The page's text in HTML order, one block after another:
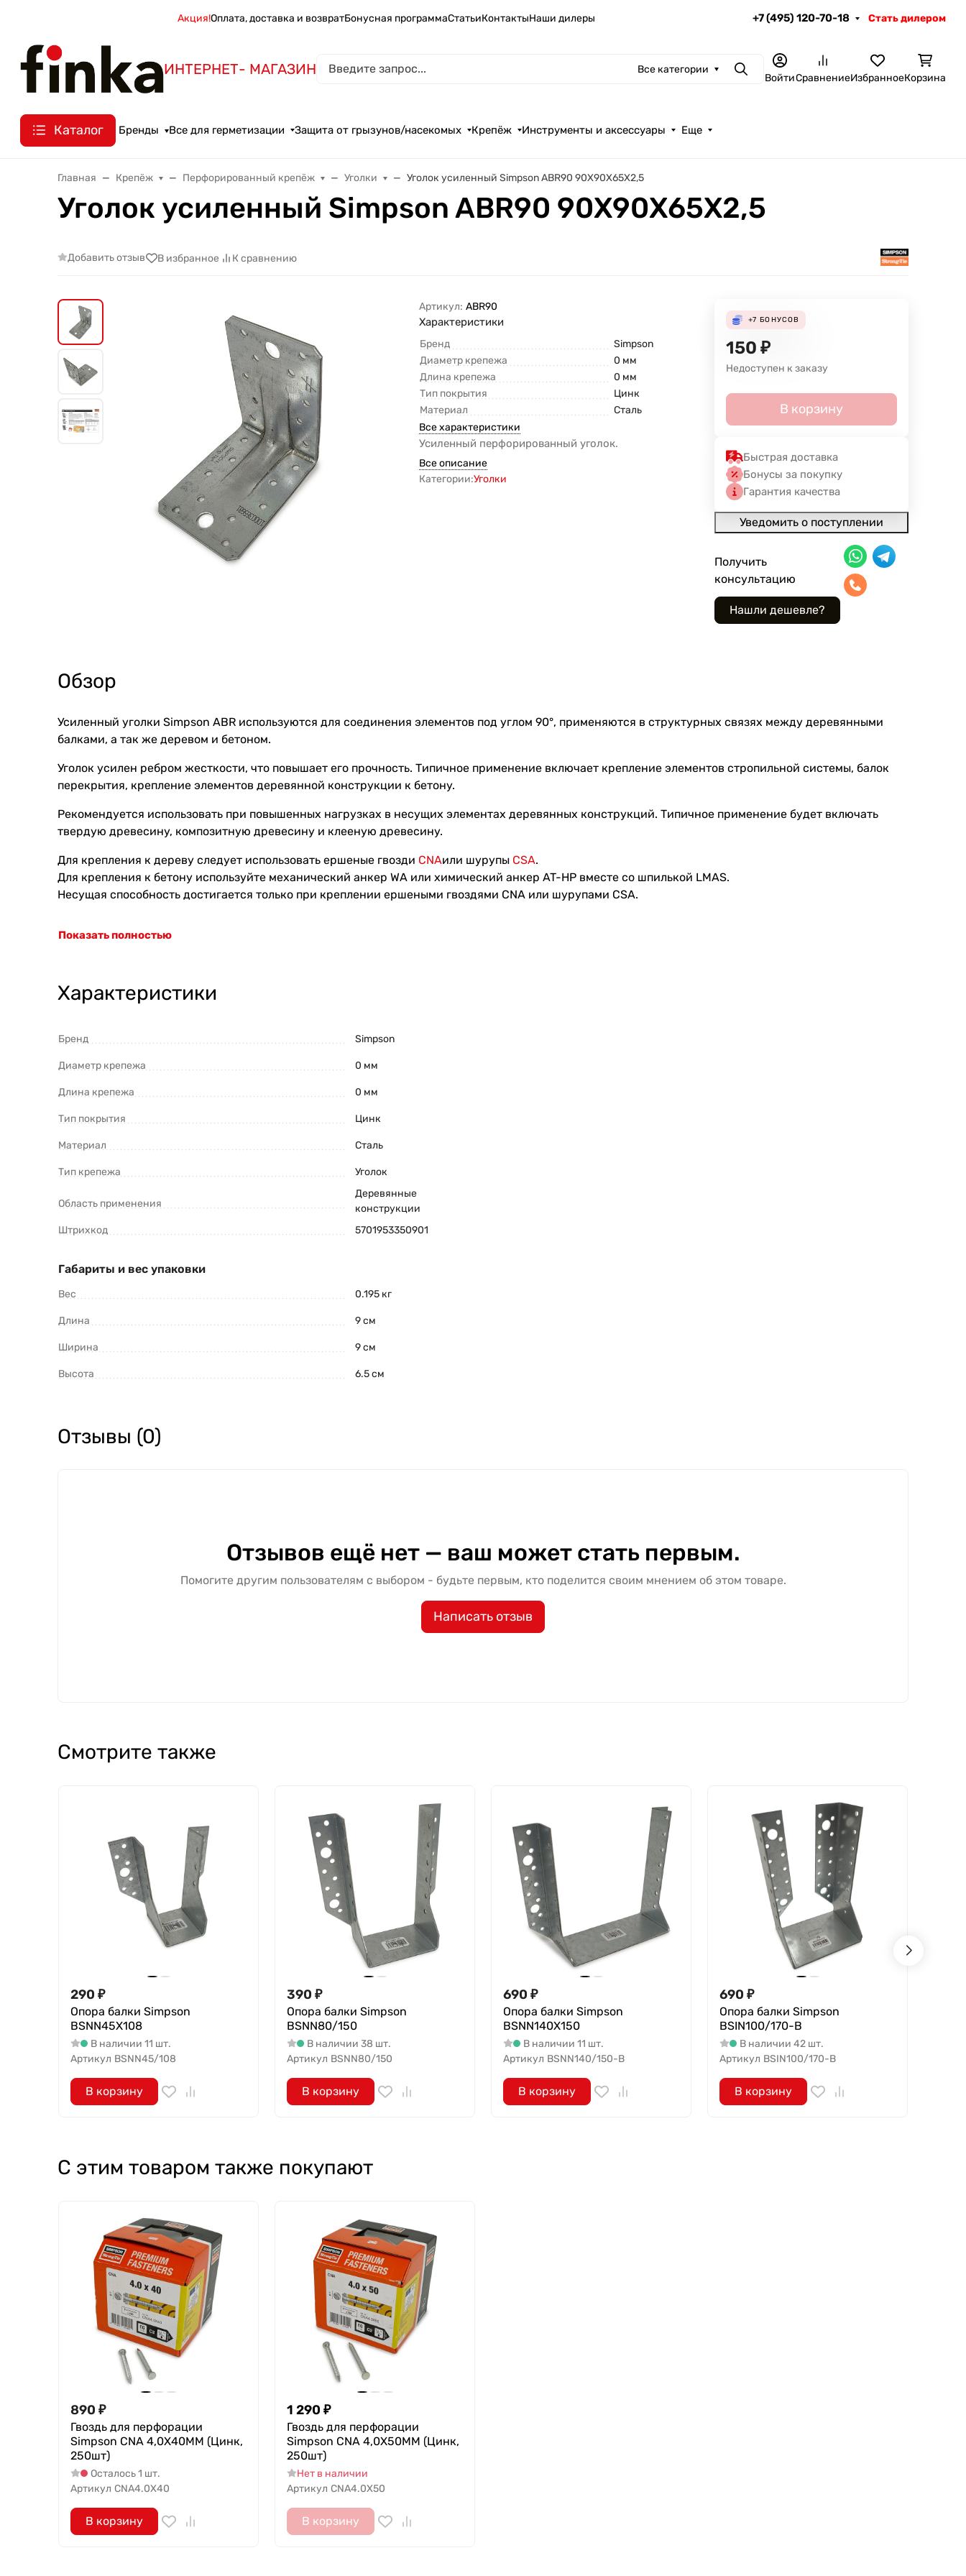
Акция!Оплата, доставка и возвратБонусная программаСтатьиКонтактыНаши дилеры +7 (495) 120-70-18 Стать дилером
ИНТЕРНЕТ- МАГАЗИН Все категории ПоискВойтиСравнениеИзбранноеКорзина
Каталог Бренды Все для герметизации Защита от грызунов/насекомых Крепёж Инструменты и аксессуары Еще
Главная Крепёж Перфорированный крепёж Уголки Уголок усиленный Simpson ABR90 90X90X65X2,5
Уголок усиленный Simpson ABR90 90X90X65X2,5
Добавить отзыв В избранное К сравнению
Артикул: ABR90
Характеристики
Бренд
Simpson
Диаметр крепежа
0 мм
Длина крепежа
0 мм
Тип покрытия
Цинк
Материал
Сталь
Все характеристики
Усиленный перфорированный уголок.
Все описание
Категории:Уголки
+7 БОНУСОВ
150 ₽
Недоступен к заказу
В корзину
Быстрая доставка
Бонусы за покупку
Гарантия качества
Уведомить о поступлении
Получить
консультацию
Обзор
Усиленный уголки Simpson ABR используются для соединения элементов под углом 90°, применяются в структурных связях между деревянными
балками, а так же деревом и бетоном.
Уголок усилен ребром жесткости, что повышает его прочность. Типичное применение включает крепление элементов стропильной системы, балок
перекрытия, крепление элементов деревянной конструкции к бетону.
Рекомендуется использовать при повышенных нагрузках в несущих элементах деревянных конструкций. Типичное применение будет включать
твердую древесину, композитную древесину и клееную древесину.
Для крепления к дереву следует использовать ершеные гвозди CNAили шурупы CSA.
Для крепления к бетону используйте механический анкер WA или химический анкер AT-HP вместе со шпилькой LMAS.
Несущая способность достигается только при креплении ершеными гвоздями CNA или шурупами CSA.
Показать полностью
Характеристики
Бренд Simpson
Диаметр крепежа 0 мм
Длина крепежа 0 мм
Тип покрытия Цинк
Материал Сталь
Тип крепежа Уголок
Область применения
Деревянные
конструкции
Штрихкод
5701953350901
Габариты и вес упаковки
Вес 0.195 кг
Длина 9 см
Ширина 9 см
Высота 6.5 см
Отзывы (0)
Отзывов ещё нет — ваш может стать первым.
Помогите другим пользователям с выбором - будьте первым, кто поделится своим мнением об этом товаре.
Написать отзыв
Смотрите также
290 ₽
Опора балки Simpson
BSNN45X108
В наличии 11 шт.
Артикул BSNN45/108
В корзину
390 ₽
Опора балки Simpson
BSNN80/150
В наличии 38 шт.
Артикул BSNN80/150
В корзину
690 ₽
Опора балки Simpson
BSNN140X150
В наличии 11 шт.
Артикул BSNN140/150-B
В корзину
690 ₽
Опора балки Simpson
BSIN100/170-B
В наличии 42 шт.
Артикул BSIN100/170-B
В корзину
С этим товаром также покупают
890 ₽
Гвоздь для перфорации
Simpson CNA 4,0X40MM (Цинк,
250шт)
Осталось 1 шт.
Артикул CNA4.0X40
В корзину
1 290 ₽
Гвоздь для перфорации
Simpson CNA 4,0X50MM (Цинк,
250шт)
Нет в наличии
Артикул CNA4.0X50
В корзину